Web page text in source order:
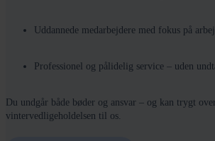
Uddannede medarbejdere med fokus på
Professionel og pålidelig service – uden
Du undgår både bøder og ansvar – og kan trygt
vintervedligeholdelsen til os.